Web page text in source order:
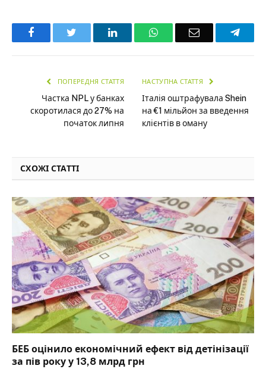
Facebook LinkedInWhatsAppEmail
ПОПЕРЕДНЯ СТАТТЯ
Частка NPL у банках
скоротилася до 27% на
початок липня
НАСТУПНА СТАТТЯ
Італія оштрафувала Shein
на €1 мільйон за введення
клієнтів в оману
СХОЖІ СТАТТІ
БЕБ оцінило економічний ефект від детінізації
за пів року у 13,8 млрд грн